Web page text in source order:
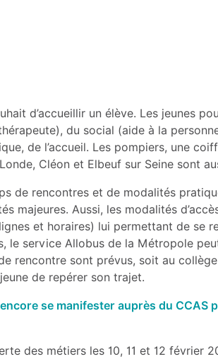
d’accueillir un élève. Les jeunes
du social (aide à la
de l’accueil. Les pompiers, une
Cléon et Elbeuf sur Seine sont
de rencontres et de modalités
majeures. Aussi, les modalités
et horaires) lui permettant de se
le service Allobus de la Métropole
rencontre sont prévus, soit au
de repérer son trajet.
se manifester auprès du CCAS
des métiers les 10, 11 et 12 février